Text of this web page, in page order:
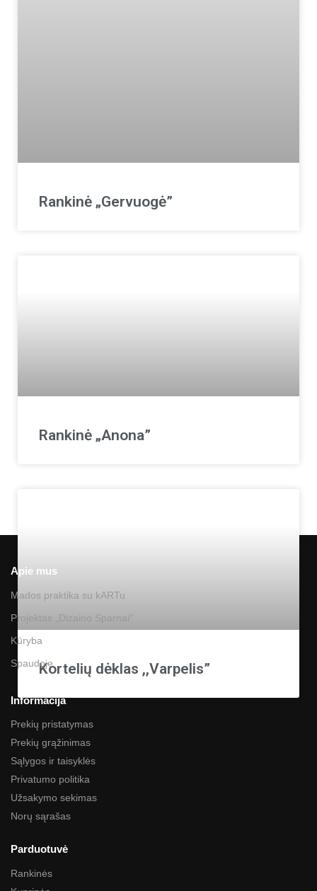
Rankinė „Gervuogė”
Rankinė „Anona”
Kortelių dėklas ,,Varpelis”
Apie mus
Mados praktika su kARTu
Projektas „Dizaino Sparnai“
Kūryba
Spaudoje
Informacija
Prekių pristatymas
Prekių grąžinimas
Sąlygos ir taisyklės
Privatumo politika
Užsakymo sekimas
Norų sąrašas
Parduotuvė
Rankinės